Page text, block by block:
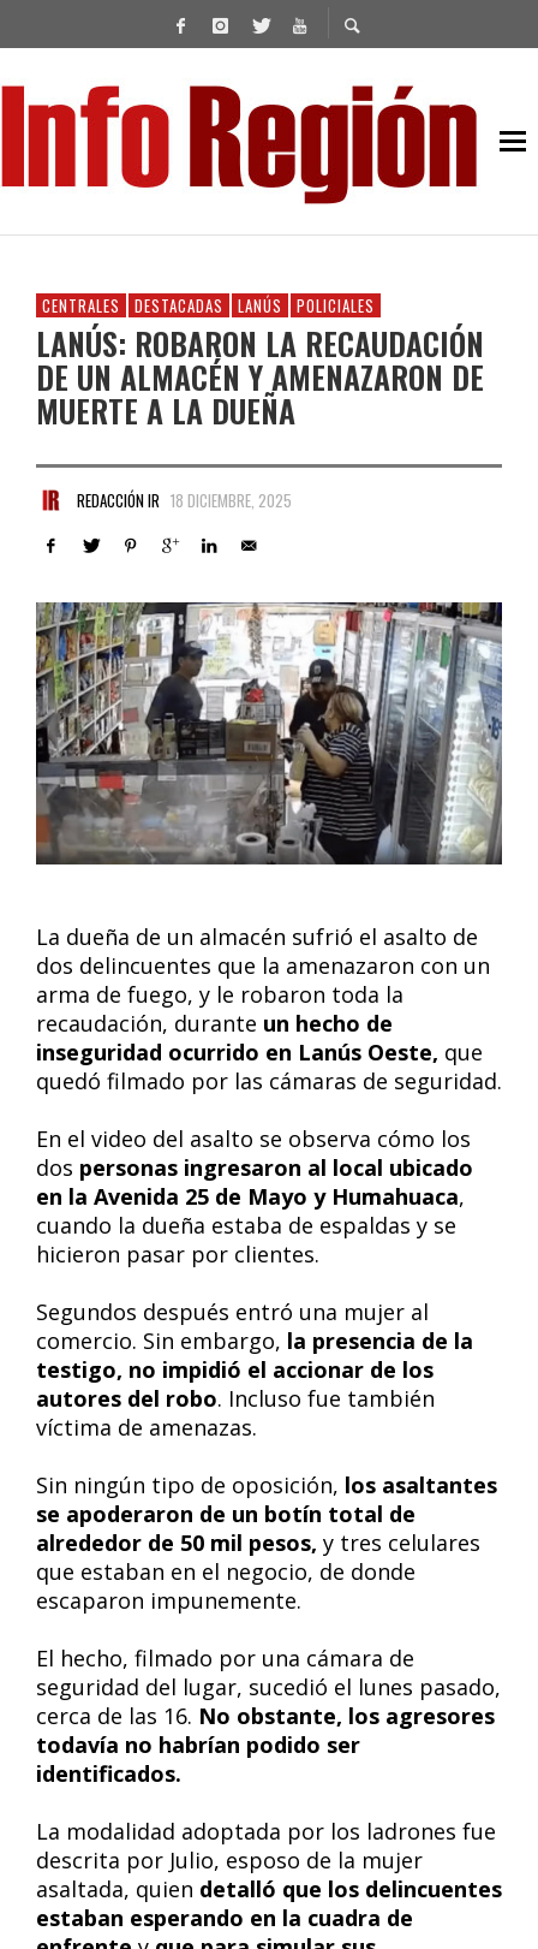
CENTRALES DESTACADAS LANÚS POLICIALES
LANÚS: ROBARON LA RECAUDACIÓN
DE UN ALMACÉN Y AMENAZARON DE
MUERTE A LA DUEÑA
REDACCIÓN IR 18 DICIEMBRE, 2025
La dueña de un almacén sufrió el asalto de
dos delincuentes que la amenazaron con un
arma de fuego, y le robaron toda la
recaudación, durante un hecho de
inseguridad ocurrido en Lanús Oeste, que
quedó filmado por las cámaras de seguridad.
En el video del asalto se observa cómo los
dos personas ingresaron al local ubicado
en la Avenida 25 de Mayo y Humahuaca,
cuando la dueña estaba de espaldas y se
hicieron pasar por clientes.
Segundos después entró una mujer al
comercio. Sin embargo, la presencia de la
testigo, no impidió el accionar de los
autores del robo. Incluso fue también
víctima de amenazas.
Sin ningún tipo de oposición, los asaltantes
se apoderaron de un botín total de
alrededor de 50 mil pesos, y tres celulares
que estaban en el negocio, de donde
escaparon impunemente.
El hecho, filmado por una cámara de
seguridad del lugar, sucedió el lunes pasado,
cerca de las 16. No obstante, los agresores
todavía no habrían podido ser
identificados.
La modalidad adoptada por los ladrones fue
descrita por Julio, esposo de la mujer
asaltada, quien detalló que los delincuentes
estaban esperando en la cuadra de